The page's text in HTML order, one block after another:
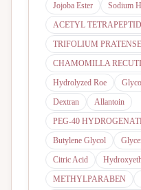
Jojoba Ester
Sodium
ACETYL
TRIFOLIUM
CHAMOMILLA
Hydrolyzed Roe
Dextran
Allantoin
PEG-40
Butylene Glycol
Citric Acid
METHYLPARABEN